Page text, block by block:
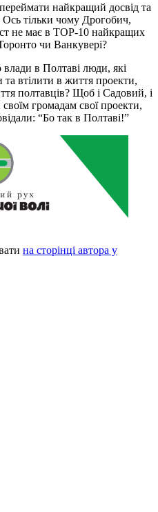
найкращий досвід та
тільки чому Дрогобич,
не має в ТОР-10 найкращих
чи Ванкувері?
в Полтаві люди, які
втілити в життя проекти,
полтавців? Щоб і Садовий, і
громадам свої проекти,
“Бо так в Полтаві!”
на сторінці автора у